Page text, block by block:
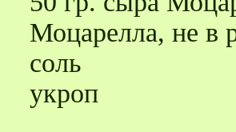
Моцарелла, не в
соль
укроп